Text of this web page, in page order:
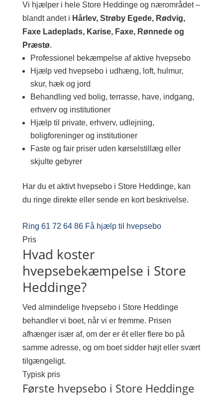
Vi hjælper i hele Store Heddinge og nærområdet –
blandt andet i Hårlev, Strøby Egede, Rødvig,
Faxe Ladeplads, Karise, Faxe, Rønnede og
Præstø.
Professionel bekæmpelse af aktive hvepsebo
Hjælp ved hvepsebo i udhæng, loft, hulmur,
skur, hæk og jord
Behandling ved bolig, terrasse, have, indgang,
erhverv og institutioner
Hjælp til private, erhverv, udlejning,
boligforeninger og institutioner
Faste og fair priser uden kørselstillæg eller
skjulte gebyrer
Har du et aktivt hvepsebo i Store Heddinge, kan
du ringe direkte eller sende en kort beskrivelse.
Ring 61 72 64 86 Få hjælp til hvepsebo
Pris
Hvad koster
hvepsebekæmpelse i Store
Heddinge?
Ved almindelige hvepsebo i Store Heddinge
behandler vi boet, når vi er fremme. Prisen
afhænger især af, om der er ét eller flere bo på
samme adresse, og om boet sidder højt eller svært
tilgængeligt.
Typisk pris
Første hvepsebo i Store Heddinge